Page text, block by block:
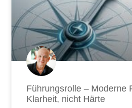
Führungsrolle – Moderne
Klarheit, nicht Härte